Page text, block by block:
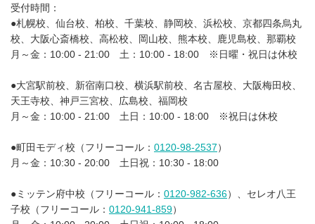
受付時間：
●札幌校、仙台校、柏校、千葉校、静岡校、浜松校、京都四条烏丸
校、大阪心斎橋校、高松校、岡山校、熊本校、鹿児島校、那覇校
月～金：10:00 - 21:00 土：10:00 - 18:00 ※日曜・祝日は休校
●大宮駅前校、新宿南口校、横浜駅前校、名古屋校、大阪梅田校、
天王寺校、神戸三宮校、広島校、福岡校
月～金：10:00 - 21:00 土日：10:00 - 18:00 ※祝日は休校
●町田モディ校（フリーコール： 0120-98-2537）
月～金：10:30 - 20:00 土日祝：10:30 - 18:00
●ミッテン府中校（フリーコール： 0120-982-636）、セレオ八王
子校（フリーコール： 0120-941-859）